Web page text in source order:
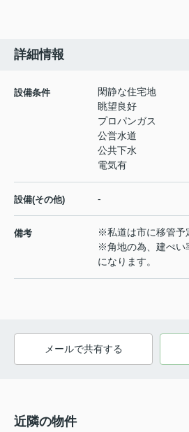
詳細情報
設備条件
閑静な住宅地
眺望良好
プロパンガス
公営水道
公共下水
電気有
設備(その他) -
備考
※私道は市に移管予
※角地の為、建ぺい
になります。
メールで共有する
近隣の物件